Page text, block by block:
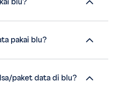
blu?
pakai blu?
paket data di blu?